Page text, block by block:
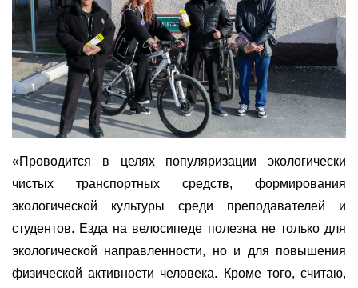
«Проводится в целях популяризации экологически
чистых транспортных средств, формирования
экологической культуры среди преподавателей и
студентов. Езда на велосипеде полезна не только для
экологической направленности, но и для повышения
физической активности человека. Кроме того, считаю,